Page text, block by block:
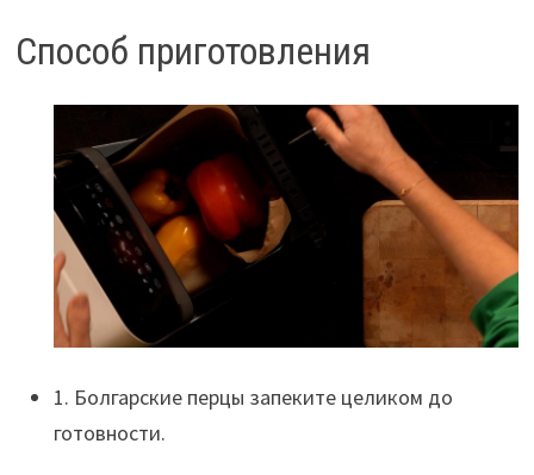
Способ приготовления
1. Болгарские перцы запеките целиком до
готовности.